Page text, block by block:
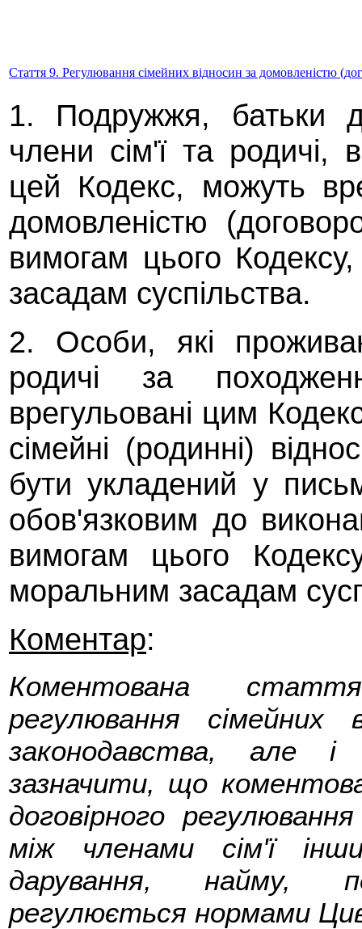
Стаття 9. Регулювання сімейних відносин за домовленістю
1. Подружжя, батьки
члени сім'ї та родичі,
цей Кодекс, можуть
домовленістю
вимогам цього
засадам суспільства.
2. Особи, які
родичі за
врегульовані цим
сімейні (родинні)
бути укладений у
обов'язковим до
вимогам цього
моральним засадам
Коментар:
Коментована
регулювання
законодавства, але і
зазначити, що
договірного
між членами сім'ї
дарування, найму,
регулюється нормами